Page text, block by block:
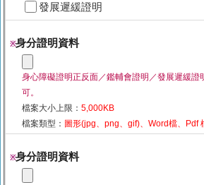
發展遲緩證明
※身分證明資料
身心障礙證明正反面／鑑輔會證明／發展遲緩證
可。
檔案大小上限： 5,000KB
檔案類型： 圖形(jpg、png、gif)、Word檔、Pdf
※身分證明資料